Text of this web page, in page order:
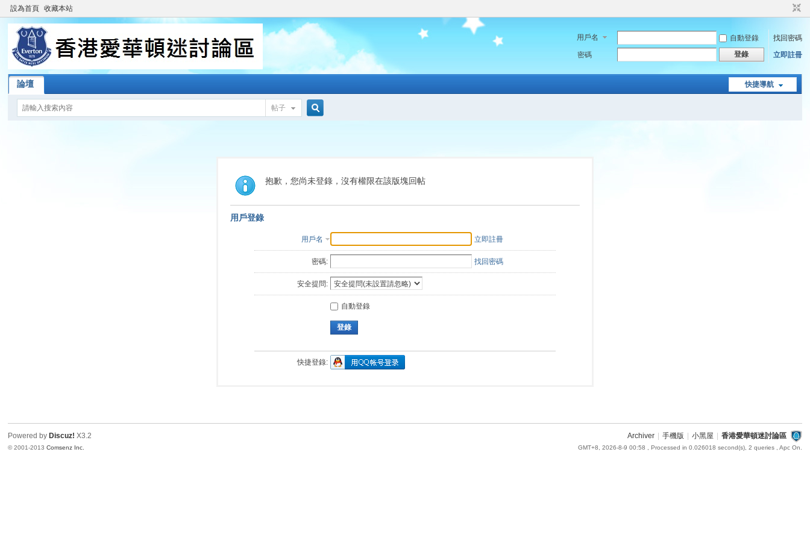
設為首頁 收藏本站
用戶名 自動登錄
找回密碼
密碼
登錄 立即註冊
快捷導航
論壇
帖子
索
抱歉，您尚未登錄，沒有權限在該版塊回帖
用戶登錄
用戶名 立即註冊
密碼: 找回密碼
安全提問:
自動登錄
登錄
快捷登錄:
Archiver 手機版 小黑屋 香港愛華頓迷討論區
GMT+8, 2026-8-9 00:58 , Processed in 0.026018 second(s), 2 queries , Apc On.
Powered by Discuz! X3.2
© 2001-2013Comsenz Inc.